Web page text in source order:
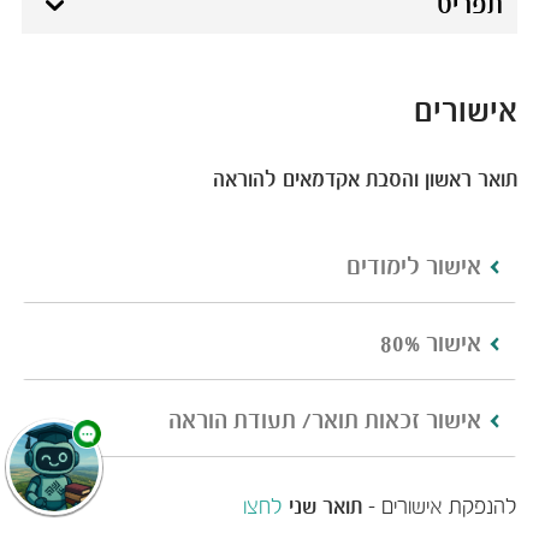
אישורים
תו​אר ראשון והסבת אקדמאים להוראה​
אישור לימודים
אישור 80%
אישור זכאות תואר/ תעודת הוראה
להנפקת אישורים - תואר שני לחצו​​​